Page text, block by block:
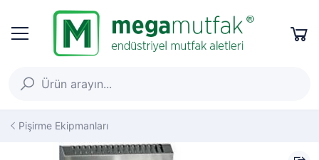
Pişirme Ekipmanları